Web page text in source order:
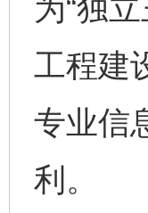
为“独
工程建
专业信
利。